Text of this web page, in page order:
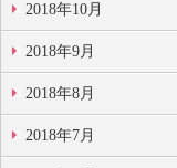
2018年10月
2018年9月
2018年8月
2018年7月